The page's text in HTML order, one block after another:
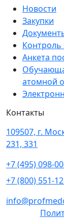
Новости
Закупки
Анкета
атомной
Контакты
109507, г.
231, 331
+7 (495) 098-
+7 (800) 551-